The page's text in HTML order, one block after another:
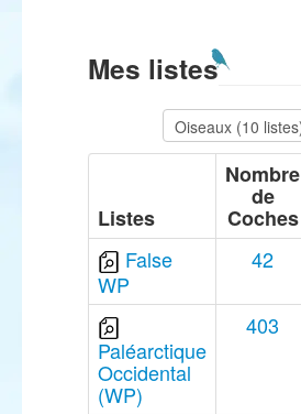
Mes listes
Listes
Nombre
de
Coches
False
WP
42
Paléarctique
Occidental
(WP)
403